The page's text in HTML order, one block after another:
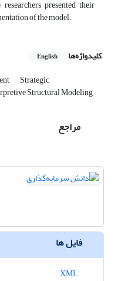
presented their
of the model.
کلیدواژه‌ها English
Strategic
Structural Modeling
مراجع
فایل ها